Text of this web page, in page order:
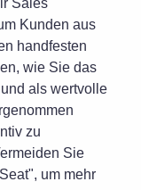
Sales
Kunden aus
handfesten
wie Sie das
als wertvolle
zu
Sie
Seat", um mehr